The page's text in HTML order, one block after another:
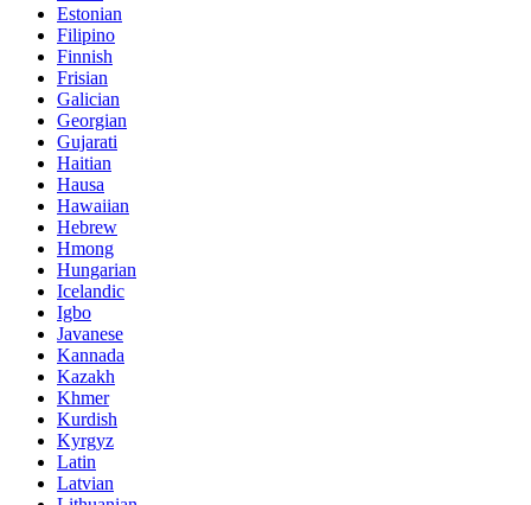
Estonian
Filipino
Finnish
Frisian
Galician
Georgian
Gujarati
Haitian
Hausa
Hawaiian
Hebrew
Hmong
Hungarian
Icelandic
Igbo
Javanese
Kannada
Kazakh
Khmer
Kurdish
Kyrgyz
Latin
Latvian